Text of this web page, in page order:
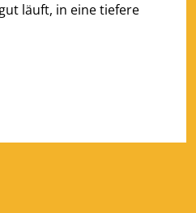
läuft, in eine tiefere